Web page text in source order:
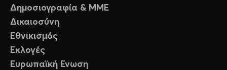
Δημοσιογραφία & ΜΜΕ
Δικαιοσύνη
Εθνικισμός
Εκλογές
Ευρωπαϊκή Ενωση